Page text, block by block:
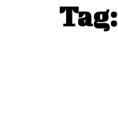
Tag: